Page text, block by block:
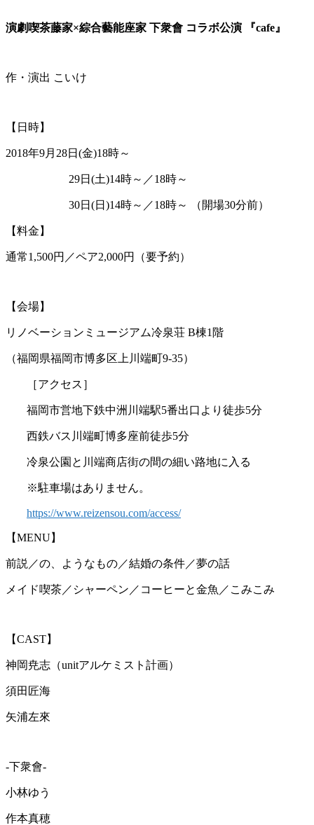
演劇喫茶藤家×綜合藝能座家 下衆會 コラボ公演 『cafe』
作・演出 こいけ
【日時】
2018年9月28日(金)18時～
29日(土)14時～／18時～
30日(日)14時～／18時～ （開場30分前）
【料金】
通常1,500円／ペア2,000円（要予約）
【会場】
リノベーションミュージアム冷泉荘 B棟1階
（福岡県福岡市博多区上川端町9-35）
［アクセス］
福岡市営地下鉄中洲川端駅5番出口より徒歩5分
西鉄バス川端町博多座前徒歩5分
冷泉公園と川端商店街の間の細い路地に入る
※駐車場はありません。
https://www.reizensou.com/access/
【MENU】
前説／の、ようなもの／結婚の条件／夢の話
メイド喫茶／シャーペン／コーヒーと金魚／こみこみ
【CAST】
神岡尭志（unitアルケミスト計画）
須田匠海
矢浦左來
-下衆會-
小林ゆう
作本真穂